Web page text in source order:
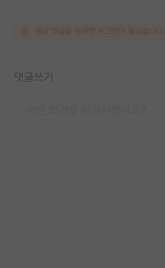
해당 댓글을 보려면 로그인이 필요합니다.
댓글쓰기